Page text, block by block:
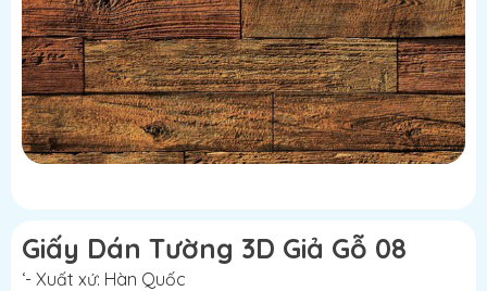
Giấy Dán Tường 3D Giả Gỗ 08
‘- Xuất xứ: Hàn Quốc